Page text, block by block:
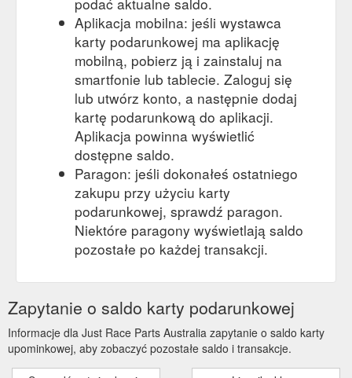
Aplikacja mobilna: jeśli wystawca
karty podarunkowej ma aplikację
mobilną, pobierz ją i zainstaluj na
smartfonie lub tablecie. Zaloguj się
lub utwórz konto, a następnie dodaj
kartę podarunkową do aplikacji.
Aplikacja powinna wyświetlić
dostępne saldo.
Paragon: jeśli dokonałeś ostatniego
zakupu przy użyciu karty
podarunkowej, sprawdź paragon.
Niektóre paragony wyświetlają saldo
pozostałe po każdej transakcji.
Zapytanie o saldo karty podarunkowej
Informacje dla Just Race Parts Australia zapytanie o saldo karty
upominkowej, aby zobaczyć pozostałe saldo i transakcje.